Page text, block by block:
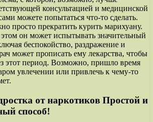
консультацией и медицинской
можете попытаться что-то сделать.
просто прекратить курить марихуану.
он может испытывать значительный
беспокойство, раздражение и
может прописать ему лекарства, чтобы
этот период. Возможно, пришло время
увлечении или привлечь к чему-то
от наркотиков Простой и
способ!